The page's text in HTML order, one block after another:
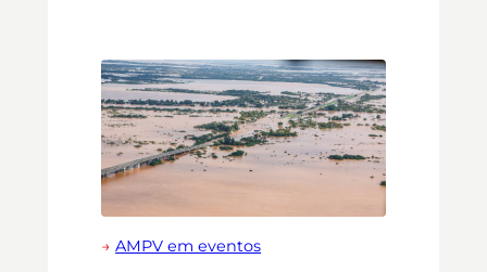
→AMPV em eventos